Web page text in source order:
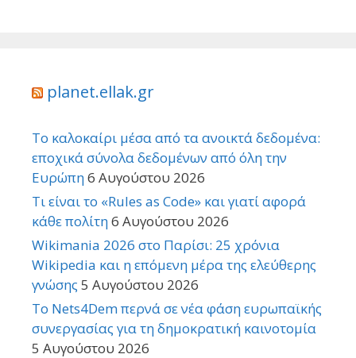
planet.ellak.gr
Το καλοκαίρι μέσα από τα ανοικτά δεδομένα:
εποχικά σύνολα δεδομένων από όλη την
Ευρώπη6 Αυγούστου 2026
Τι είναι το «Rules as Code» και γιατί αφορά
κάθε πολίτη6 Αυγούστου 2026
Wikimania 2026 στο Παρίσι: 25 χρόνια
Wikipedia και η επόμενη μέρα της ελεύθερης
γνώσης 5 Αυγούστου 2026
Το Nets4Dem περνά σε νέα φάση ευρωπαϊκής
συνεργασίας για τη δημοκρατική καινοτομία
5 Αυγούστου 2026